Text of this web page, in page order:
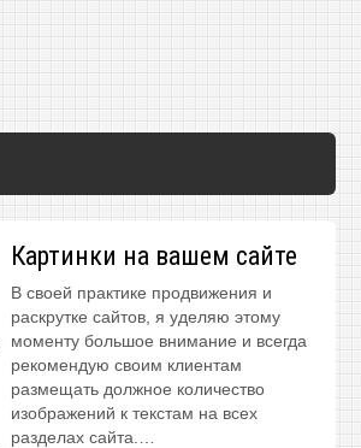
Картинки на вашем сайте
В своей практике продвижения и
раскрутке сайтов, я уделяю этому
моменту большое внимание и всегда
рекомендую своим клиентам
размещать должное количество
изображений к текстам на всех
разделах сайта.…